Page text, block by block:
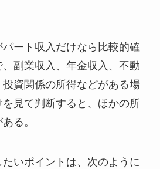
ート収入だけなら比較的確
副業収入、年金収入、不動
資関係の所得などがある場
見て判断すると、ほかの所
る。
いポイントは、次のように